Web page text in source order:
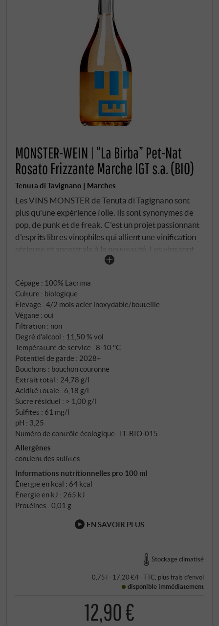
MONSTER-WEIN | “La Birba” Pet-Nat
Rosato Frizzante Marche IGT s.a. (BIO)
Tenuta di Tavignano | Marches
Les VINS MONSTER de Tenuta di Tagignano sont
plus qu'une expérience folle. Ils sont synonymes de
pop, de punk et de freak. C'est un projet passionnant
d'esprits libres vinophiles qui allient une vinification
sérieuse et ancestrale à la nouveauté. Les vins sont
produits selon la Metodo Ancestrale : Ici, le sucre
qui donne une mousse fine. Ils ne sont pas filtrés et
sont troubles, mais extrêmement frais. Ils sont très
agréables à boire et peuvent être utilisés de manière
très variée.
Cépage : 100% Lacrima
Culture : biologique
Élevage : 4/2 mois acier inoxydable/bouteille
Végane : oui
Filtration : non
Degré d'alcool : 11,50 % vol
Température de service : 8‑10 °C
Potentiel de garde : 2028+
Bouchons : bouchon couronne
Extrait total : 24,78 g/l
Acidité totale : 6,18 g/l
Sucre résiduel : > 1,00 g/l
Sulfites : 61 mg/l
pH : 3,25
Numéro de contrôle écologique : IT‑BIO‑015
Allergènes
contient des sulfites
Informations nutritionnelles pro 100 ml
Énergie en kcal : 64 kcal
Énergie en kJ : 265 kJ
Protéines : 0,01 g
EN SAVOIR PLUS
Stockage climatisé
0,75 l · 17,20 €/l · TTC , plus frais d’envoi
disponible immédiatement
12,90 €